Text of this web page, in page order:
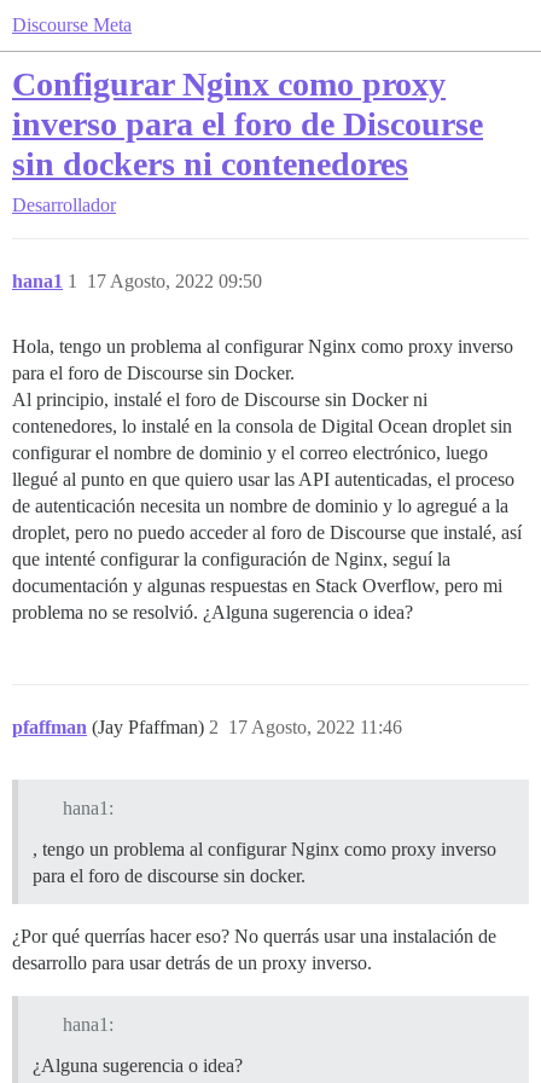
Discourse Meta
Configurar Nginx como proxy
inverso para el foro de Discourse
sin dockers ni contenedores
Desarrollador
hana1 17 Agosto, 2022 09:50
1
Hola, tengo un problema al configurar Nginx como proxy inverso
para el foro de Discourse sin Docker.
Al principio, instalé el foro de Discourse sin Docker ni
contenedores, lo instalé en la consola de Digital Ocean droplet sin
configurar el nombre de dominio y el correo electrónico, luego
llegué al punto en que quiero usar las API autenticadas, el proceso
de autenticación necesita un nombre de dominio y lo agregué a la
droplet, pero no puedo acceder al foro de Discourse que instalé, así
que intenté configurar la configuración de Nginx, seguí la
documentación y algunas respuestas en Stack Overflow, pero mi
problema no se resolvió. ¿Alguna sugerencia o idea?
pfaffman (Jay Pfaffman) 17 Agosto, 2022 11:46
2
hana1:
, tengo un problema al configurar Nginx como proxy inverso
para el foro de discourse sin docker.
¿Por qué querrías hacer eso? No querrás usar una instalación de
desarrollo para usar detrás de un proxy inverso.
hana1:
¿Alguna sugerencia o idea?